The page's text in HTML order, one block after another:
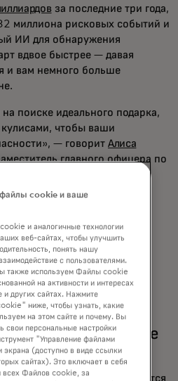
за последние три года,
миллиона рисковых событий и
ИИ для обнаружения
вдвое быстрее — давая
и вам немного больше
поиске идеального подарка,
чтобы ваши
— говорит Алиса
главного офицера по
«Наша цель проста:
покупки надёжны,
на самом важном.»
в этом сезоне
с заманчивыми «низкими»
Иногда они оказываются
cookie и ваше
и аналогичные технологии
веб-сайтах, чтобы улучшить
понять нашу
с пользователями.
также используем Файлы cookie
на активности и интересах
и других сайтах. Нажмите
ниже, чтобы узнать, какие
на этом сайте и почему. Вы
свои персональные настройки
"Управление файлами
(доступно в виде ссылки
сайтах). Это включает в себя
всех Файлов cookie, за